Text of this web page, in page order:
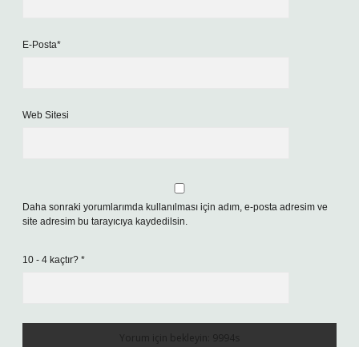
E-Posta*
Web Sitesi
Daha sonraki yorumlarımda kullanılması için adım, e-posta adresim ve
site adresim bu tarayıcıya kaydedilsin.
10 - 4 kaçtır? *